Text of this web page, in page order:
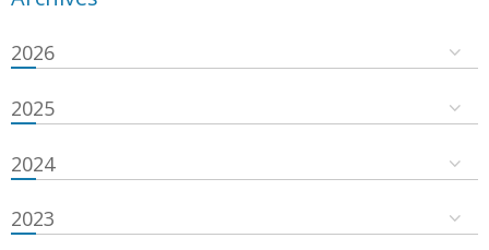
2026
2025
2024
2023